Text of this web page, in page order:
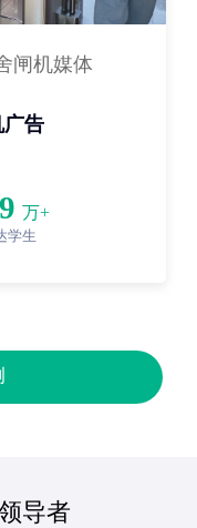
闸机媒体
告
万+
学生
导者